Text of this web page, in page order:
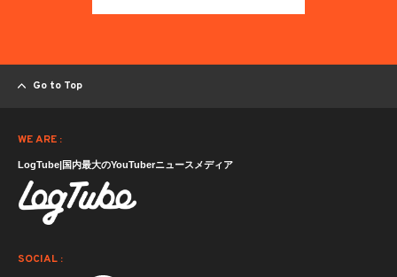
Go to Top
WE ARE :
LogTube|国内最大のYouTuberニュースメディア
SOCIAL :